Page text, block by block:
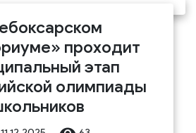
проходит
этап
олимпиады